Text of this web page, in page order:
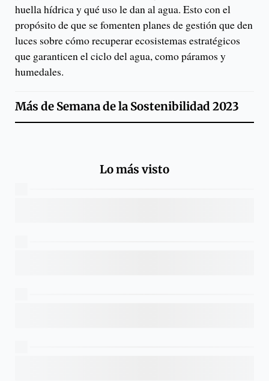
huella hídrica y qué uso le dan al agua. Esto con el
propósito de que se fomenten planes de gestión que den
luces sobre cómo recuperar ecosistemas estratégicos
que garanticen el ciclo del agua, como páramos y
humedales.
Más de Semana de la Sostenibilidad 2023
Lo más visto